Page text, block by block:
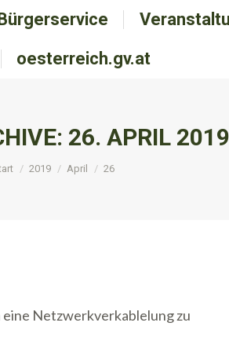
oesterreich.gv.at
26. APRIL 2019
befinden sich hier:
2019 April 26
Netzwerkverkablelung zu
Bürgerservice
oesterreich.gv.at